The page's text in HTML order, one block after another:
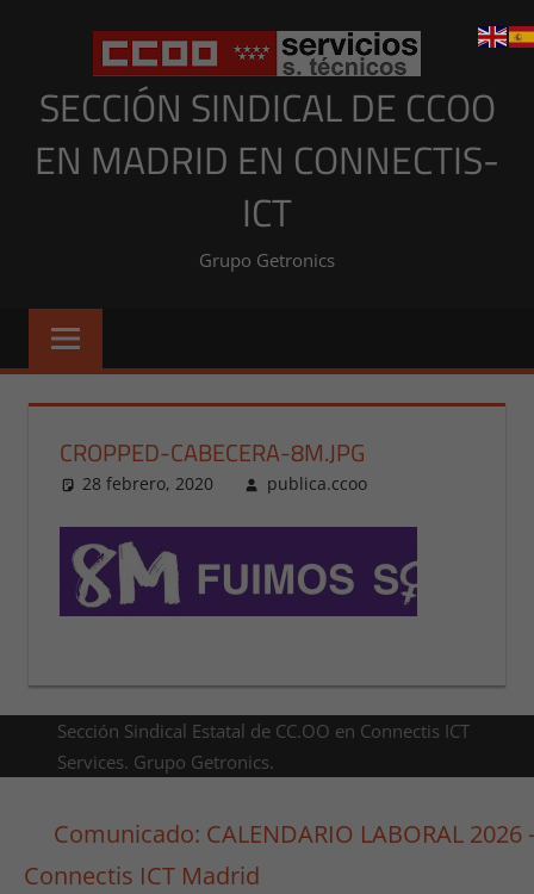
SECCIÓN SINDICAL DE CCOO
EN MADRID EN CONNECTIS-
ICT
Grupo Getronics
CROPPED-CABECERA-8M.JPG
28 febrero, 2020 publica.ccoo
Sección Sindical Estatal de CC.OO en Connectis ICT
Services. Grupo Getronics.
Comunicado: CALENDARIO LABORAL 2026
Connectis ICT Madrid